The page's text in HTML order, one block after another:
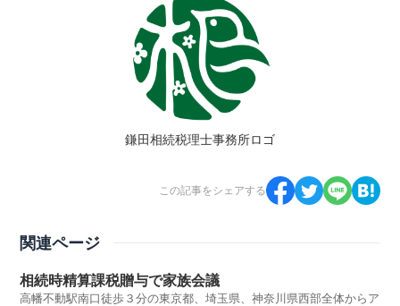
鎌田相続税理士事務所ロゴ
この記事をシェアする
関連ページ
相続時精算課税贈与で家族会議
高幡不動駅南口徒歩３分の東京都、埼玉県、神奈川県西部全体からア